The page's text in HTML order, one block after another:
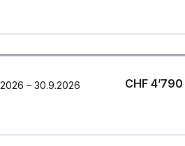
– 30.9.2026 CHF 4’790